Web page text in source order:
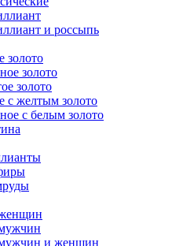
и россыпь
золото
золото
золото
с желтым золото
с белым золото
и женщин